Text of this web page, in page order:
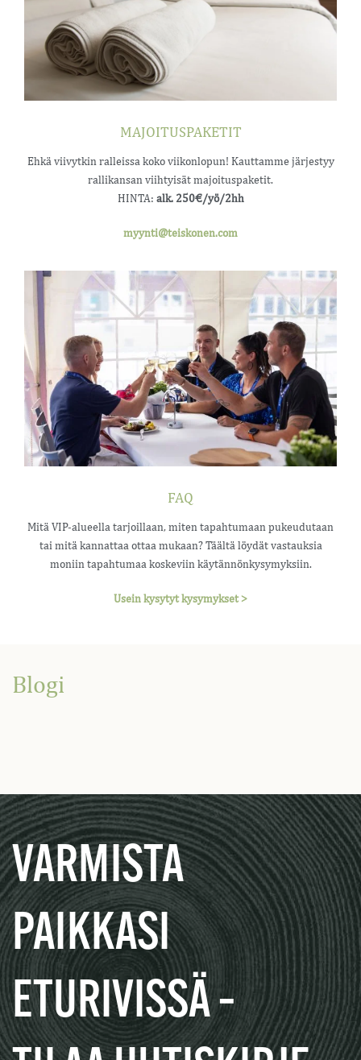
MAJOITUSPAKETIT
Ehkä viivytkin ralleissa koko viikonlopun! Kauttamme järjestyy
rallikansan viihtyisät majoituspaketit.
HINTA: alk. 250€/yö/2hh
myynti@teiskonen.com
FAQ
Mitä VIP-alueella tarjoillaan, miten tapahtumaan pukeudutaan
tai mitä kannattaa ottaa mukaan? Täältä löydät vastauksia
moniin tapahtumaa koskeviin käytännönkysymyksiin.
Usein kysytyt kysymykset >
Blogi
VARMISTA
PAIKKASI
ETURIVISSÄ –